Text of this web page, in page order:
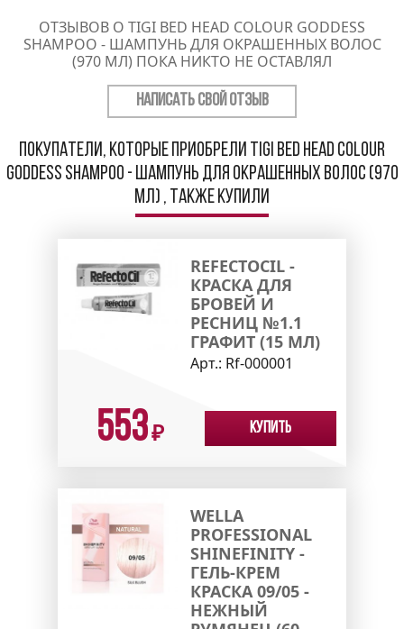
ОТЗЫВОВ О TIGI BED HEAD COLOUR GODDESS
SHAMPOO - ШАМПУНЬ ДЛЯ ОКРАШЕННЫХ ВОЛОС
(970 МЛ) ПОКА НИКТО НЕ ОСТАВЛЯЛ
НАПИСАТЬ СВОЙ ОТЗЫВ
Покупатели, которые приобрели TIGI Bed Head Colour
Goddess Shampoo - Шампунь для окрашенных волос (970
мл) , также купили
REFECTOCIL -
КРАСКА ДЛЯ
БРОВЕЙ И
РЕСНИЦ №1.1
ГРАФИТ (15 МЛ)
Арт.: Rf-000001
553₽ Купить
WELLA
PROFESSIONAL
SHINEFINITY -
ГЕЛЬ-КРЕМ
КРАСКА 09/05 -
НЕЖНЫЙ